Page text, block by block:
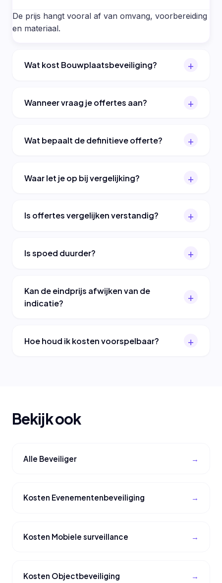
De prijs hangt vooral af van omvang, voorbereiding
en materiaal.
Wat kost Bouwplaatsbeveiliging?
Wanneer vraag je offertes aan?
Wat bepaalt de definitieve offerte?
Waar let je op bij vergelijking?
Is offertes vergelijken verstandig?
Is spoed duurder?
Kan de eindprijs afwijken van de
indicatie?
Hoe houd ik kosten voorspelbaar?
Bekijk ook
Alle Beveiliger
Kosten Evenementenbeveiliging
Kosten Mobiele surveillance
Kosten Objectbeveiliging